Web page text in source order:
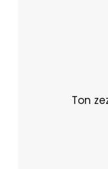
Ton